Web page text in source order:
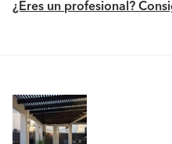
¿Eres un profesional?